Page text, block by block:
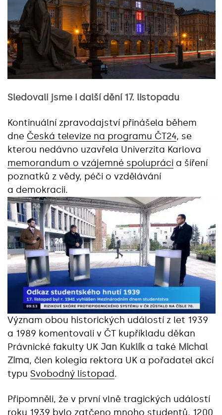
Sledovali jsme i další dění 17. listopadu
Kontinuální zpravodajství přinášela během
dne Česká televize na programu ČT24, se
kterou nedávno uzavřela Univerzita Karlova
memorandum o vzájemné spolupráci a šíření
poznatků z vědy, péči o vzdělávání
a demokracii.
Význam obou historických událostí z let 1939
a 1989 komentovali v ČT kupříkladu děkan
Právnické fakulty UK Jan Kuklík a také Michal
Zima, člen kolegia rektora UK a pořadatel akcí
typu Svobodný listopad.
Připomněli, že v první vlně tragických událostí
roku 1939 bylo zatčeno mnoho studentů, 1200